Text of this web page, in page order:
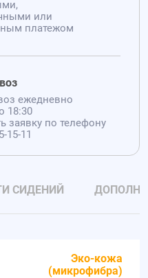
или
платежом
ежедневно
18:30
заявку по телефону
15-11
СИДЕНИЙ
Эко-кожа
(микрофибра)